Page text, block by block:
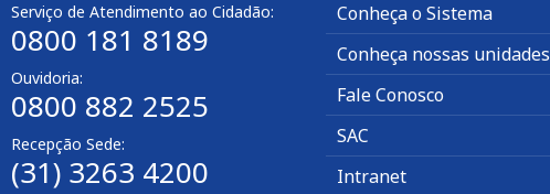
Serviço de Atendimento ao Cidadão:
0800 181 8189
Ouvidoria:
0800 882 2525
Recepção Sede:
(31) 3263 4200
Conheça o Sistema
Conheça nossas unidades
Fale Conosco
SAC
Intranet